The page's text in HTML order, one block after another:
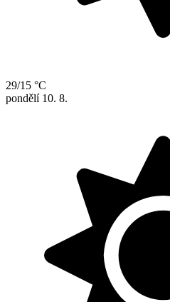
29/15 °C
pondělí 10. 8.